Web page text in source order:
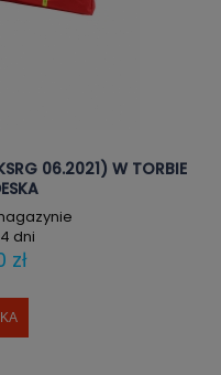
06.2021) W TORBIE
dni
zł